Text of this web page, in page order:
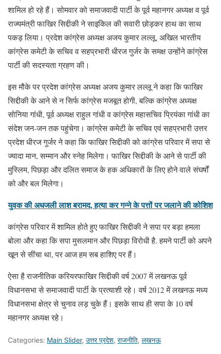
शामिल हो रहे हैं। सोमवार को समाजवादी पार्टी के पूर्व महानगर अध्यक्ष व पूर्व
राज्यमंत्री फाखिर सिद्दीकी ने साइकिल की सवारी छोड़कर हाथ का साथ
पकड़ लिया। प्रदेश कांग्रेस अध्यक्ष अजय कुमार लल्लू, अखिल भारतीय
कांग्रेस कमेटी के सचिव व सहप्रभारी धीरज गुर्जर के समक्ष उन्होंने कांग्रेस
पार्टी की सदस्यता ग्रहण की।
इस मौके पर प्रदेश कांग्रेस अध्यक्ष अजय कुमार लल्लू ने कहा कि फाखिर
सिद्दीकी के आने से न सिर्फ कांग्रेस मजबूत होगी, बल्कि कांग्रेस अध्यक्ष
सोनिया गांधी, पूर्व अध्यक्ष राहुल गांधी व कांग्रेस महासचिव प्रियंका गांधी का
संदेश जन-जन तक पहुंचेगा। कांग्रेस कमेटी के सचिव एवं सहप्रभारी उत्तर
प्रदेश धीरज गुर्जर ने कहा कि फाखिर सिद्दीकी को कांग्रेस परिवार में सपा से
ज्यादा मान, सम्मान और स्नेह मिलेगा। फाखिर सिद्दीकी के आने से पार्टी की
मुस्लिम, पिछड़ा और दलित समाज के हक अधिकारों के लिए होने वाले संघर्षों
को और बल मिलेगा।
युवक की अधजली लाश बरामद, हत्या कर गन्ने के पत्तों पर जलाने की कोशिश
कांग्रेस परिवार में शामिल होते हुए फाखिर सिद्दीकी ने सपा पर बड़ा हमला
बोला और कहा कि सपा मुसलमान और पिछड़ा विरोधी है. हमने पार्टी को अपने
खून से सींचा था, पर आज हम सब हाशिए पर हैं।
ऐसा है राजनीतिक करियरफाखिर सिद्दीकी वर्ष 2007 में लखनऊ पूर्व
विधानसभा से समाजवादी पार्टी के प्रत्याशी रहे। वर्ष 2012 में लखनऊ मध्य
विधानसभा क्षेत्र से चुनाव लड़ चुके हैं। इसके साथ ही सपा के 10 वर्ष
महानगर अध्यक्ष रहे।
Categories: Main Slider, उत्तर प्रदेश, राजनीति, लखनऊ